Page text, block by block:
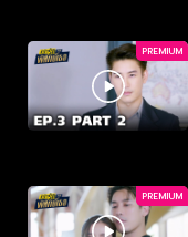
PREMIUM
PREMIUM